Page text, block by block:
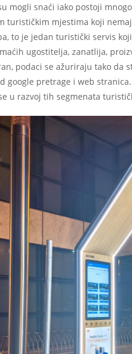
mogli snaći iako postoji
turističkim mjestima koji
to je jedan turistički servis
ugostitelja, zanatlija,
podaci se ažuriraju tako
google pretrage i web
u razvoj tih segmenata